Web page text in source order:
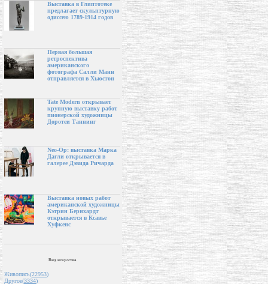
Выставка в Глиптотеке
предлагает скульптурную
одиссею 1789-1914 годов
Первая большая
ретроспектива
американского
фотографа Салли Манн
отправляется в Хьюстон
Tate Modern открывает
крупную выставку работ
пионерской художницы
Доротеи Таннинг
Neo-Op: выставка Марка
Дагли открывается в
галерее Дэвида Ричарда
Выставка новых работ
американской художницы
Кэтрин Бернхардт
открывается в Ксавье
Хуфкенс
Вид искусства
Живопись(22953)
Другое(3334)